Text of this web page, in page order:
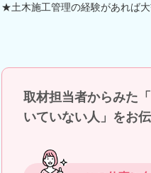
★土木施工管理の経験があれば
取材担当者からみた
いていない人」をお